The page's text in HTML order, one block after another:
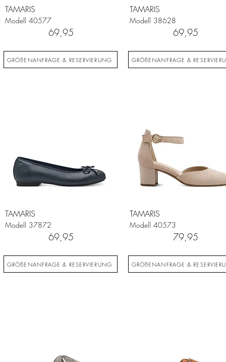
TAMARIS
40577
Modell
69,95
GRÖßENANFRAGE & RESERVIERUNG
TAMARIS
37872
Modell
69,95
GRÖßENANFRAGE & RESERVIERUNG
TAMARIS
38628
Modell
69,95
GRÖßENANFRAGE &
TAMARIS
40573
Modell
79,95
GRÖßENANFRAGE &